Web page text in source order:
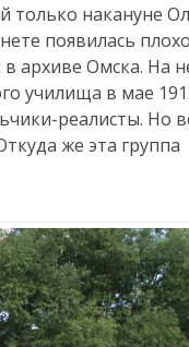
только накануне
появилась
архиве Омска. На
училища в мае
реалисты. Но
же эта группа